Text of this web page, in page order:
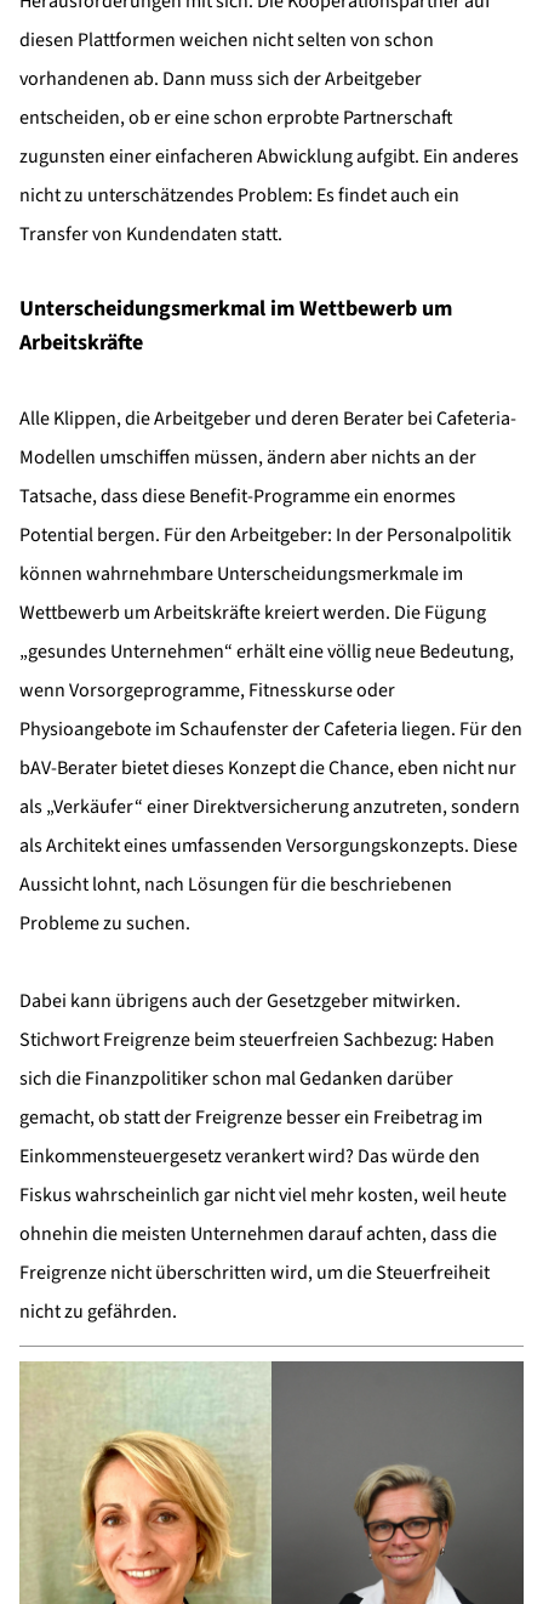
diesen Plattformen weichen nicht selten von schon
vorhandenen ab. Dann muss sich der Arbeitgeber
entscheiden, ob er eine schon erprobte Partnerschaft
zugunsten einer einfacheren Abwicklung aufgibt. Ein anderes
nicht zu unterschätzendes Problem: Es findet auch ein
Transfer von Kundendaten statt.
Unterscheidungsmerkmal im Wettbewerb um
Arbeitskräfte
Alle Klippen, die Arbeitgeber und deren Berater bei Cafeteria-
Modellen umschiffen müssen, ändern aber nichts an der
Tatsache, dass diese Benefit-Programme ein enormes
Potential bergen. Für den Arbeitgeber: In der Personalpolitik
können wahrnehmbare Unterscheidungsmerkmale im
Wettbewerb um Arbeitskräfte kreiert werden. Die Fügung
„gesundes Unternehmen“ erhält eine völlig neue Bedeutung,
wenn Vorsorgeprogramme, Fitnesskurse oder
Physioangebote im Schaufenster der Cafeteria liegen. Für den
bAV-Berater bietet dieses Konzept die Chance, eben nicht nur
als „Verkäufer“ einer Direktversicherung anzutreten, sondern
als Architekt eines umfassenden Versorgungskonzepts. Diese
Aussicht lohnt, nach Lösungen für die beschriebenen
Probleme zu suchen.
Dabei kann übrigens auch der Gesetzgeber mitwirken.
Stichwort Freigrenze beim steuerfreien Sachbezug: Haben
sich die Finanzpolitiker schon mal Gedanken darüber
gemacht, ob statt der Freigrenze besser ein Freibetrag im
Einkommensteuergesetz verankert wird? Das würde den
Fiskus wahrscheinlich gar nicht viel mehr kosten, weil heute
ohnehin die meisten Unternehmen darauf achten, dass die
Freigrenze nicht überschritten wird, um die Steuerfreiheit
nicht zu gefährden.